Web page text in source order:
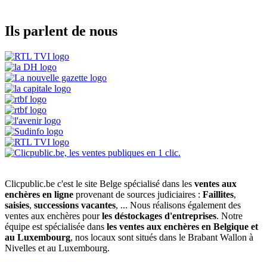
Ils parlent de nous
Clicpublic.be c'est le site Belge spécialisé dans les ventes aux
enchères en ligne provenant de sources judiciaires : Faillites,
saisies, successions vacantes, ... Nous réalisons également des
ventes aux enchères pourles déstockages d'entreprises. Notre
équipe est spécialisée dans les ventes aux enchères en Belgique et
au Luxembourg, nos locaux sont situés dans le Brabant Wallon à
Nivelles et au Luxembourg.